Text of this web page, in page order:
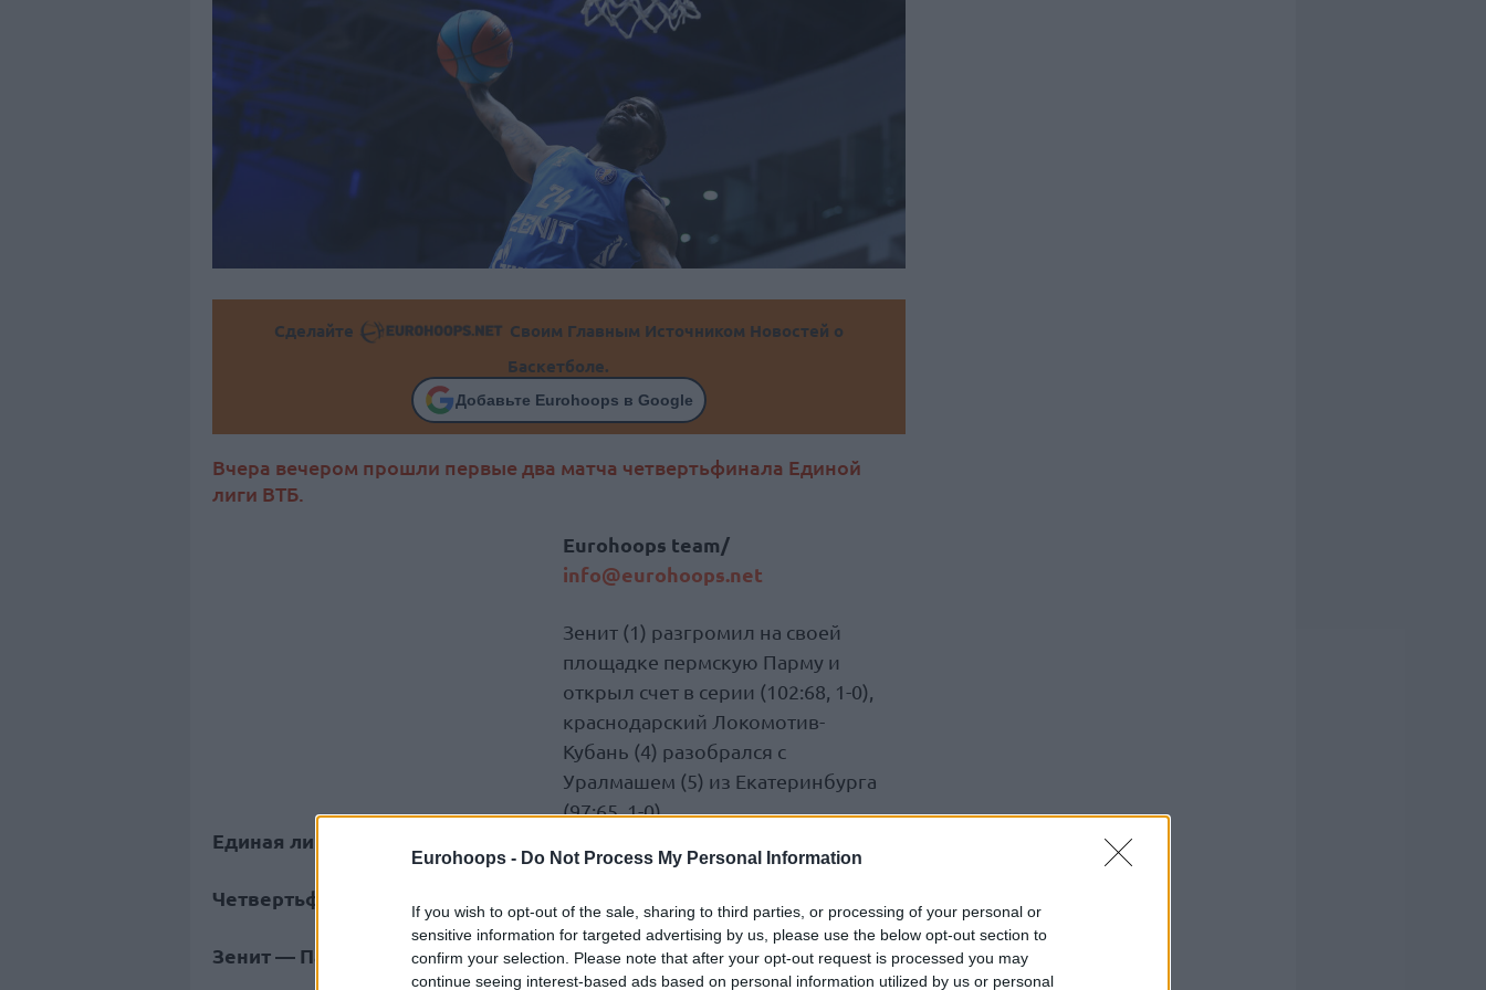
Eurohoops - Do Not Process My Personal Information
If you wish to opt-out of the sale, sharing to third parties, or processing of your personal or
sensitive information for targeted advertising by us, please use the below opt-out section to
confirm your selection. Please note that after your opt-out request is processed you may
continue seeing interest-based ads based on personal information utilized by us or personal
Сделайте
Своим Главным Источником Новостей о
Баскетболе.
Добавьте Eurohoops в Google
Вчера вечером прошли первые два матча четвертьфинала Единой
лиги ВТБ.
Eurohoops team/
info@eurohoops.net
Зенит (1) разгромил на своей
площадке пермскую Парму и
открыл счет в серии (102:68, 1-0),
краснодарский Локомотив-
Кубань (4) разобрался с
Уралмашем (5) из Екатеринбурга
(97:65, 1-0)
Единая лига ВТБ
Четвертьфинал
Зенит — Парма: 102-68 (22-16, 25-21, 29-14, 26-17)